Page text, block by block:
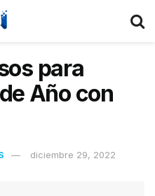
para
Año con
diciembre 29, 2022